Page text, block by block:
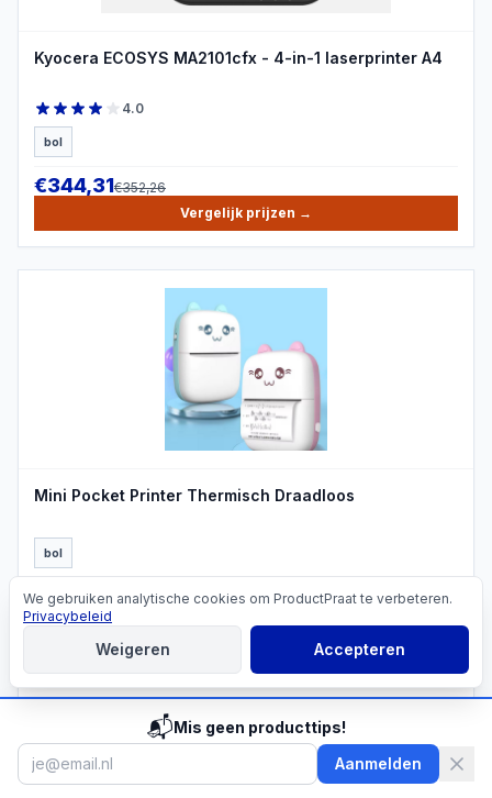
Kyocera ECOSYS MA2101cfx - 4-in-1 laserprinter A4
4.0
bol
€344,31€352,26
Vergelijk prijzen →
PRODUCTBEELD
Mini Pocket Printer Thermisch Draadloos
bol
€ 14,99
Vergelijk prijzen→
Cookies
We gebruiken analytische cookies om ProductPraat te verbeteren.
Privacybeleid
Weigeren Accepteren
📬Mis geen producttips!
Aanmelden